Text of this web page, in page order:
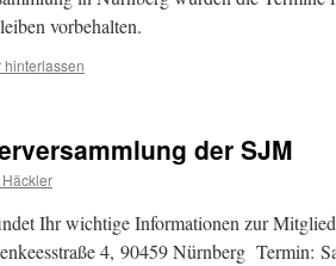
vorbehalten.
hinterlassen
der SJM
Ihr wichtige Informationen zur
4, 90459 Nürnberg Termin: